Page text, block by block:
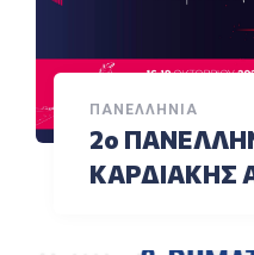
ΠΑΝΕΛΛΉΝΙΑ
2ο
ΚΑΡΔΙΑΚΗΣ